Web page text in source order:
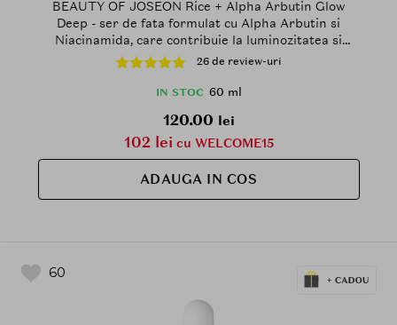
BEAUTY OF JOSEON Rice + Alpha Arbutin Glow
Deep - ser de fata formulat cu Alpha Arbutin si
Niacinamida, care contribuie la luminozitatea si
uniformitatea nuantei pielii - 60 ml
26 de review-uri
IN STOC 60 ml
120.00 lei
102 lei cu WELCOME15
ADAUGA IN COS
60